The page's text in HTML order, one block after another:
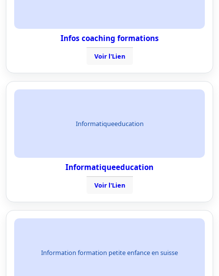
Infos coaching formations
Voir l'Lien
Informatiqueeducation
Informatiqueeducation
Voir l'Lien
Information formation petite enfance en suisse